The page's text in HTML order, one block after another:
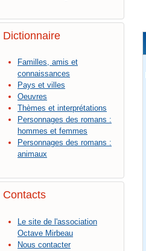
Dictionnaire
Familles, amis et
connaissances
Pays et villes
Oeuvres
Thèmes et interprétations
Personnages des romans :
hommes et femmes
Personnages des romans :
animaux
Contacts
Le site de l'association
Octave Mirbeau
Nous contacter